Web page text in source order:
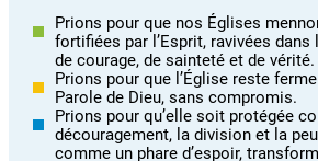
Prions pour que nos Églises
fortifiées par l’Esprit, ravivées
de courage, de sainteté et de vérité.
Prions pour que l’Église reste
Parole de Dieu, sans compromis.
Prions pour qu’elle soit protégée
découragement, la division et la
comme un phare d’espoir,